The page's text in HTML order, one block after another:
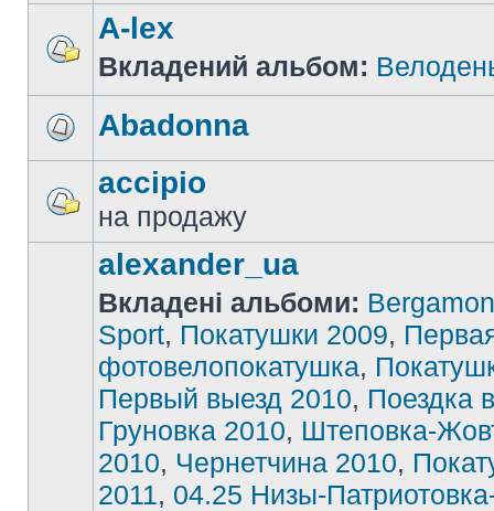
A-lex
Вкладений альбом:
Abadonna
accipio
на продажу
alexander_ua
Вкладені альбоми:
Sport, Покатушки 2009,
фотовелопокатушка,
Первый выезд 2010, Поездка
Груновка 2010, Штеповка-
2010, Чернетчина 2010,
2011, 04.25 Низы-